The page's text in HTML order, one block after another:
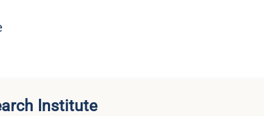
Institute